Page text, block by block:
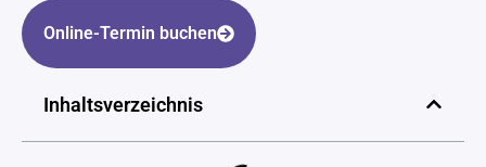
Online-Termin buchen
Inhaltsverzeichnis